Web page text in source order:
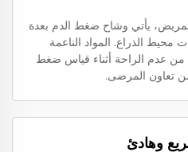
يأتي وشاح ضغط الدم بعدة
محيط الذراع. المواد الناعمة
من عدم الراحة أثناء قياس ضغط
تعاون المرضى.
وهادئ